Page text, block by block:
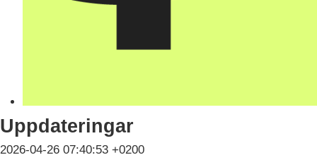
Uppdateringar
2026-04-26 07:40:53 +0200